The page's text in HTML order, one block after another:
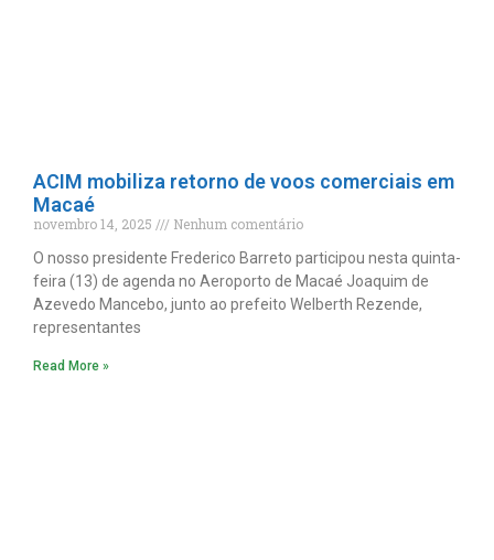
ACIM mobiliza retorno de voos comerciais em
Macaé
novembro 14, 2025
Nenhum comentário
O nosso presidente Frederico Barreto participou nesta quinta-
feira (13) de agenda no Aeroporto de Macaé Joaquim de
Azevedo Mancebo, junto ao prefeito Welberth Rezende,
representantes
Read More »